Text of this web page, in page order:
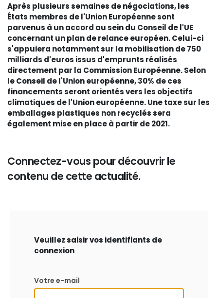
Après plusieurs semaines de négociations, les
États membres de l'Union Européenne sont
parvenus à un accord au sein du Conseil de l'UE
concernant un plan de relance européen. Celui-ci
s'appuiera notamment sur la mobilisation de 750
milliards d'euros issus d'emprunts réalisés
directement par la Commission Européenne. Selon
le Conseil de l'Union européenne, 30% de ces
financements seront orientés vers les objectifs
climatiques de l'Union européenne. Une taxe sur les
emballages plastiques non recyclés sera
également mise en place à partir de 2021.
Connectez-vous pour découvrir le
contenu de cette actualité.
Veuillez saisir vos identifiants de
connexion
Votre e-mail